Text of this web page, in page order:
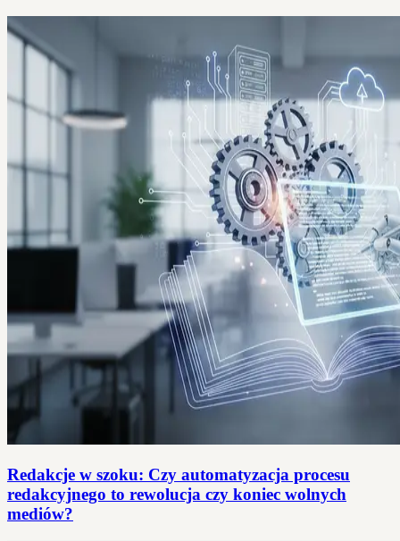
Redakcje w szoku: Czy automatyzacja procesu
redakcyjnego to rewolucja czy koniec wolnych
mediów?